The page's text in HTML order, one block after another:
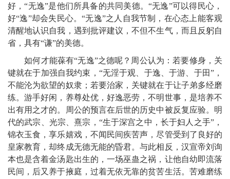
好，“无逸”是他们所具备的共同美德。“无逸”可以得民心，
好“逸”却会失民心。“无逸”之人自我节制，在心态上能客观
清醒地认识自我，遇到批评建议，不但不生气，而且反躬自
省，具有“谦”的美德。
如何才能葆有“无逸”之德呢？周公认为：若要修身，关
键就在于加强自我约束，“无淫于观、于逸、于游、于田”，
不能沦为欲望的奴隶；若要治家，关键就在于让子弟多经磨
练。游手好闲，养尊处优，好逸恶劳，不明世事，是培养不
出有用之才的。周公的预言在后世的历史中被反复应验。明
代的武宗、光宗、熹宗，“生于深宫之中，长于妇人之手”，
锦衣玉食，享乐嬉戏，不闻民间疾苦声，尽管受到了良好的
皇家教育，却终成无德无能的昏君。与此相反，汉宣帝刘询
本也是含着金汤匙出生的，一场巫蛊之祸，让他自幼即流落
民间，后又养于掖庭，过着无依无靠的贫苦生活。苦难磨练